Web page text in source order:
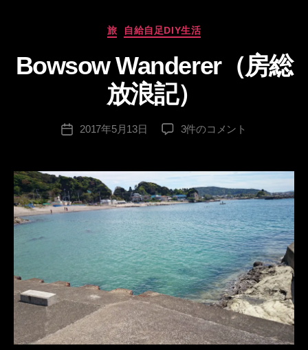
ブ
グ
カ
ゴ
リ
ー
旅 自給自足DIY生活
Bowsow Wanderer（房総
放浪記）
投
稿
成
者
lo
n
g
e
e
s
pr
in
g
投
2017年5月13日
Bowsow
放
浪
記）
へ
の
3件のコメント